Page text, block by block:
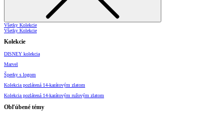
Všetky Kolekcie
Všetky Kolekcie
Kolekcie
DISNEY kolekcia
Marvel
Šperky s logom
Kolekcia pozlátená 14-karátovým zlatom
Kolekcia pozlátená 14-karátovým ružovým zlatom
Obľúbené témy